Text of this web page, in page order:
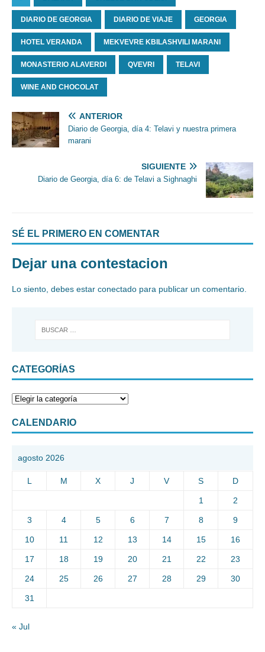
DIARIO DE GEORGIA DIARIO DE VIAJE GEORGIA
HOTEL VERANDA MEKVEVRE KBILASHVILI MARANI
MONASTERIO ALAVERDI QVEVRI TELAVI
WINE AND CHOCOLAT
ANTERIOR
Diario de Georgia, día 4: Telavi y nuestra primera
marani
SIGUIENTE
Diario de Georgia, día 6: de Telavi a Sighnaghi
SÉ EL PRIMERO EN COMENTAR
Dejar una contestacion
Lo siento, debes estar conectado para publicar un comentario.
CATEGORÍAS
CALENDARIO
agosto 2026
L M X J V S D
1 2
3 4 5 6 7 8 9
10 11 12 13 14 15 16
17 18 19 20 21 22 23
24 25 26 27 28 29 30
31
« Jul